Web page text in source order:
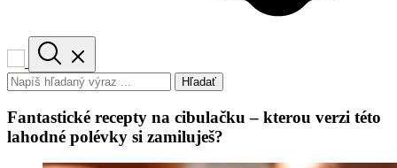
Hľadať
Fantastické recepty na cibulačku – kterou verzi této
lahodné polévky si zamiluješ?